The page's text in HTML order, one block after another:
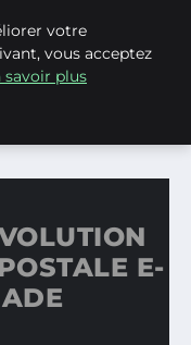
BANQUE POSTALE…
E-
votre
vous acceptez
savoir plus